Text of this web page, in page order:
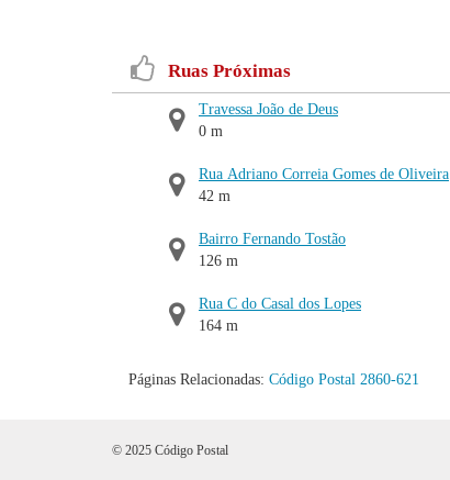
Ruas Próximas
Travessa João de Deus
0 m
Rua Adriano Correia Gomes de Oliveira
42 m
Bairro Fernando Tostão
126 m
Rua C do Casal dos Lopes
164 m
Páginas Relacionadas: Código Postal 2860-621
© 2025 Código Postal